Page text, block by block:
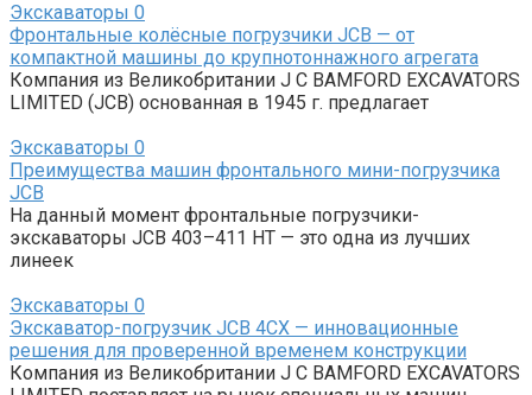
Экскаваторы 0
Фронтальные колёсные погрузчики JCB — от
компактной машины до крупнотоннажного агрегата
Компания из Великобритании J C BAMFORD EXCAVATORS
LIMITED (JCB) основанная в 1945 г. предлагает
Экскаваторы 0
Преимущества машин фронтального мини-погрузчика
JCB
На данный момент фронтальные погрузчики-
экскаваторы JCB 403–411 HT — это одна из лучших
линеек
Экскаваторы 0
Экскаватор-погрузчик JCB 4СХ — инновационные
решения для проверенной временем конструкции
Компания из Великобритании J C BAMFORD EXCAVATORS